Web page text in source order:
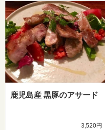
鹿児島産 黒豚のアサード
3,520円